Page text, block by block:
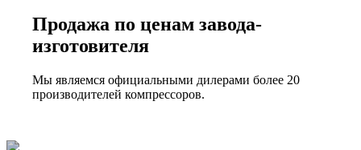
Продажа по ценам завода-
изготовителя
Мы являемся официальными дилерами более 20
производителей компрессоров.